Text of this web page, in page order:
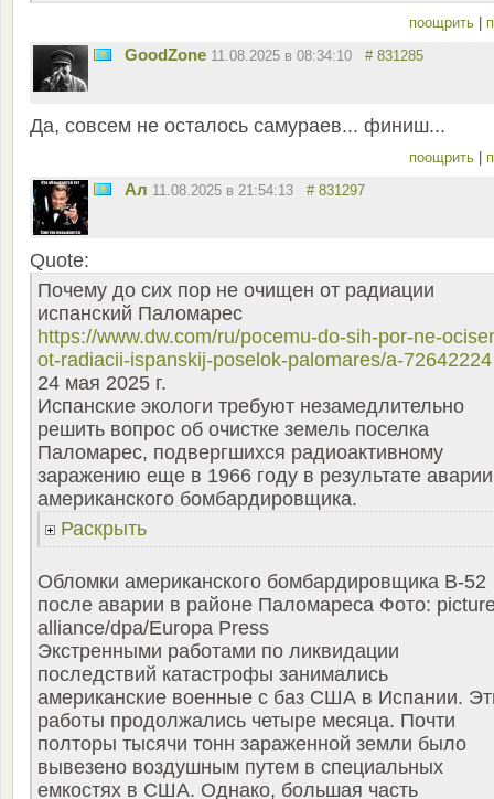
поощрить
GoodZone 11.08.2025 в 08:34:10 # 831285
Да, совсем не осталось самураев... финиш...
поощрить
Ал 11.08.2025 в 21:54:13 # 831297
Quote:
Почему до сих пор не очищен от радиации
испанский Паломарес
https://www.dw.com/ru/pocemu-do-sih-por-ne-
ot-radiacii-ispanskij-poselok-palomares/a-72642224
24 мая 2025 г.
Испанские экологи требуют незамедлительно
решить вопрос об очистке земель поселка
Паломарес, подвергшихся радиоактивному
заражению еще в 1966 году в результате аварии
американского бомбардировщика.
Раскрыть
Обломки американского бомбардировщика В-52
после аварии в районе Паломареса Фото:
alliance/dpa/Europa Press
Экстренными работами по ликвидации
последствий катастрофы занимались
американские военные с баз США в Испании.
работы продолжались четыре месяца. Почти
полторы тысячи тонн зараженной земли было
вывезено воздушным путем в специальных
емкостях в США. Однако, большая часть